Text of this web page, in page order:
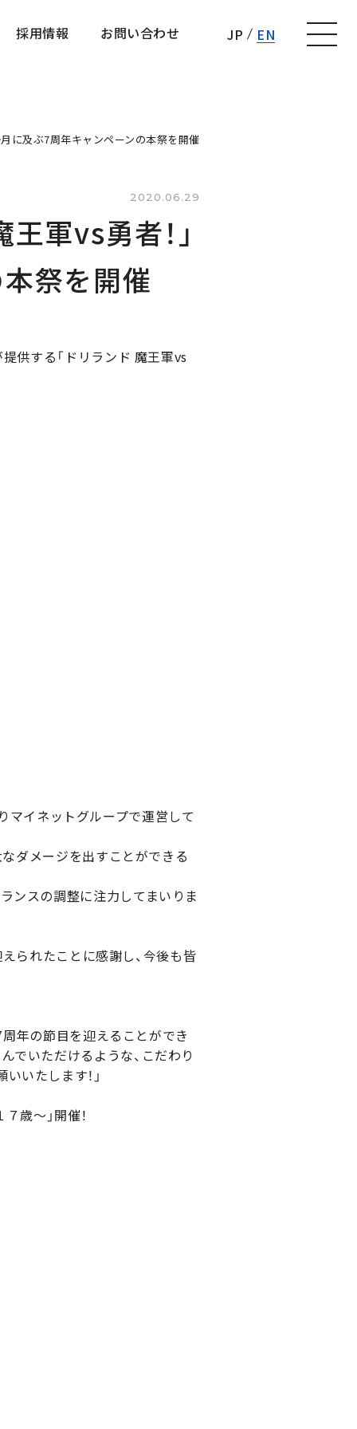
採用情報
お問い合わせ
JP EN
月に及ぶ7周年キャンペーンの本祭を開催
2020.06.29
軍vs勇者！」
祭を開催
供する「ドリランド 魔王軍vs
マイネットグループで運営して
ダメージを出すことができる
ンスの調整に注力してまいりま
えられたことに感謝し、今後も皆
周年の節目を迎えることができ
でいただけるような、こだわり
いたします！」
歳〜」開催！